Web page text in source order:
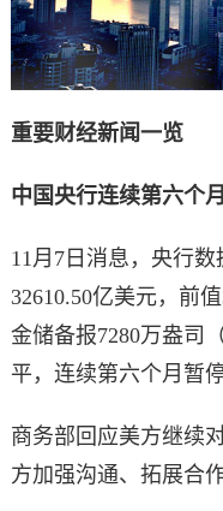
重要财经新闻一览
中国央行连续第六个
11月7日消息，央行
32610.50亿美元，前
金储备报7280万盎司
平，连续第六个月暂
商务部回应美方继续
方加强沟通、拓展合